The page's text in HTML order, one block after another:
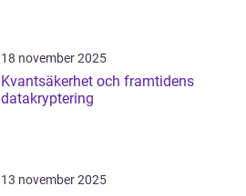
18 november 2025
Kvantsäkerhet och framtidens
datakryptering
13 november 2025